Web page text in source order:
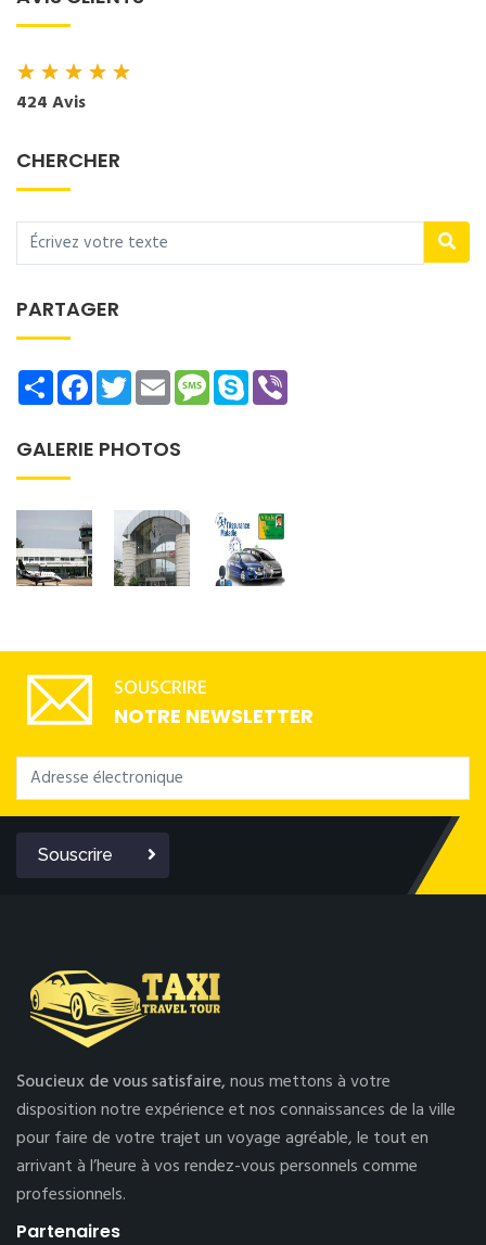
★★★★★
424 Avis
CHERCHER
PARTAGER
ShareFacebookTwitterEmailMessage
Skype
GALERIE PHOTOS
SOUSCRIRE
NOTRE NEWSLETTER
Souscrire
Soucieux de vous satisfaire,nous mettons à votre
disposition notre expérience et nos connaissances de la ville
pour faire de votre trajet un voyage agréable, le tout en
arrivant à l’heure à vos rendez-vous personnels comme
professionnels.
Partenaires